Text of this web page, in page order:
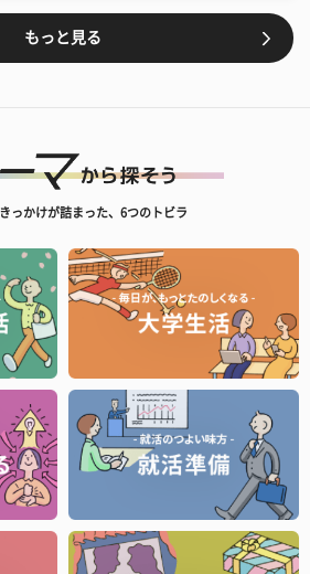
もっと見る
っかけが詰まった、6つのトビラ